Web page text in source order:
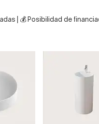
| 💰 Posibilidad de